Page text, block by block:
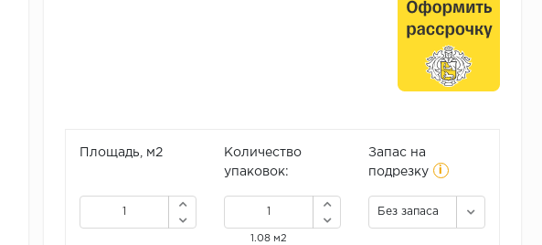
Площадь, м2
Количество
упаковок:
1.08 м2
Запас на
подрезку
i
Без запаса